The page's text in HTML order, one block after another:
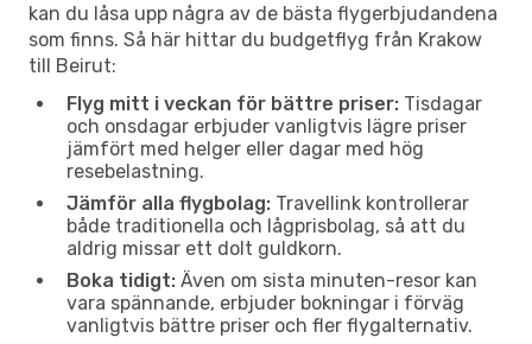
kan du låsa upp några av de bästa flygerbjudandena
som finns. Så här hittar du budgetflyg från Krakow
till Beirut:
Flyg mitt i veckan för bättre priser: Tisdagar
och onsdagar erbjuder vanligtvis lägre priser
jämfört med helger eller dagar med hög
resebelastning.
Jämför alla flygbolag: Travellink kontrollerar
både traditionella och lågprisbolag, så att du
aldrig missar ett dolt guldkorn.
Boka tidigt: Även om sista minuten-resor kan
vara spännande, erbjuder bokningar i förväg
vanligtvis bättre priser och fler flygalternativ.